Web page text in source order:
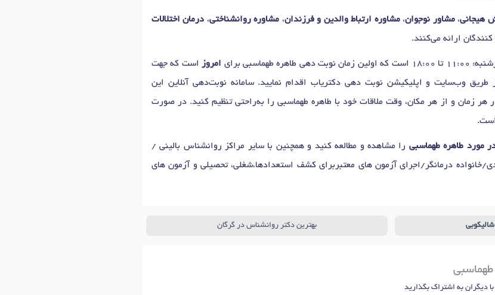
هیجانی،مشاور نوجوان،مشاوره ارتباط والدین و فرزندان، مشاوره روانشناختی، درمان اختلالات
ارائه می‌کنند.
برای امروز است که جهت
طریق وب‌سایت و اپلیکیشن نوبت دهی دکتریاب اقدام نمایید. سامانه نوبت‌دهی آنلاین این
زمان و از هر مکان، وقت ملاقات خود با طاهره طهماسبی را به‌راحتی تنظیم کنید. در صورت
است.
مورد طاهره طهماسبی را مشاهده و مطالعه کنید و همچنین با سایر مراکز روانشناس بالینی /
درمانگر/اجرای آزمون های معتبربرای کشف استعدادها،شغلی، تحصیلی و آزمون های
شالیکوبی بهترین دکتر روانشناس در گرگان
طهماسبی
دیگران به اشتراک بگذارید